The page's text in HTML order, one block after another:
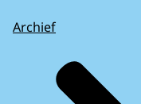
Archief